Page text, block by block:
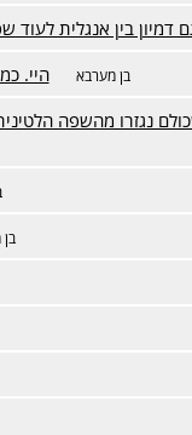
דמיון בין אנגלית לעוד
היי. בן מערבא
נגזרו מהשפה